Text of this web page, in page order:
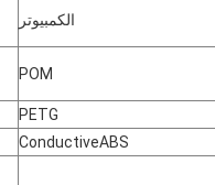
الكمبيوتر
POM
PETG
ConductiveABS